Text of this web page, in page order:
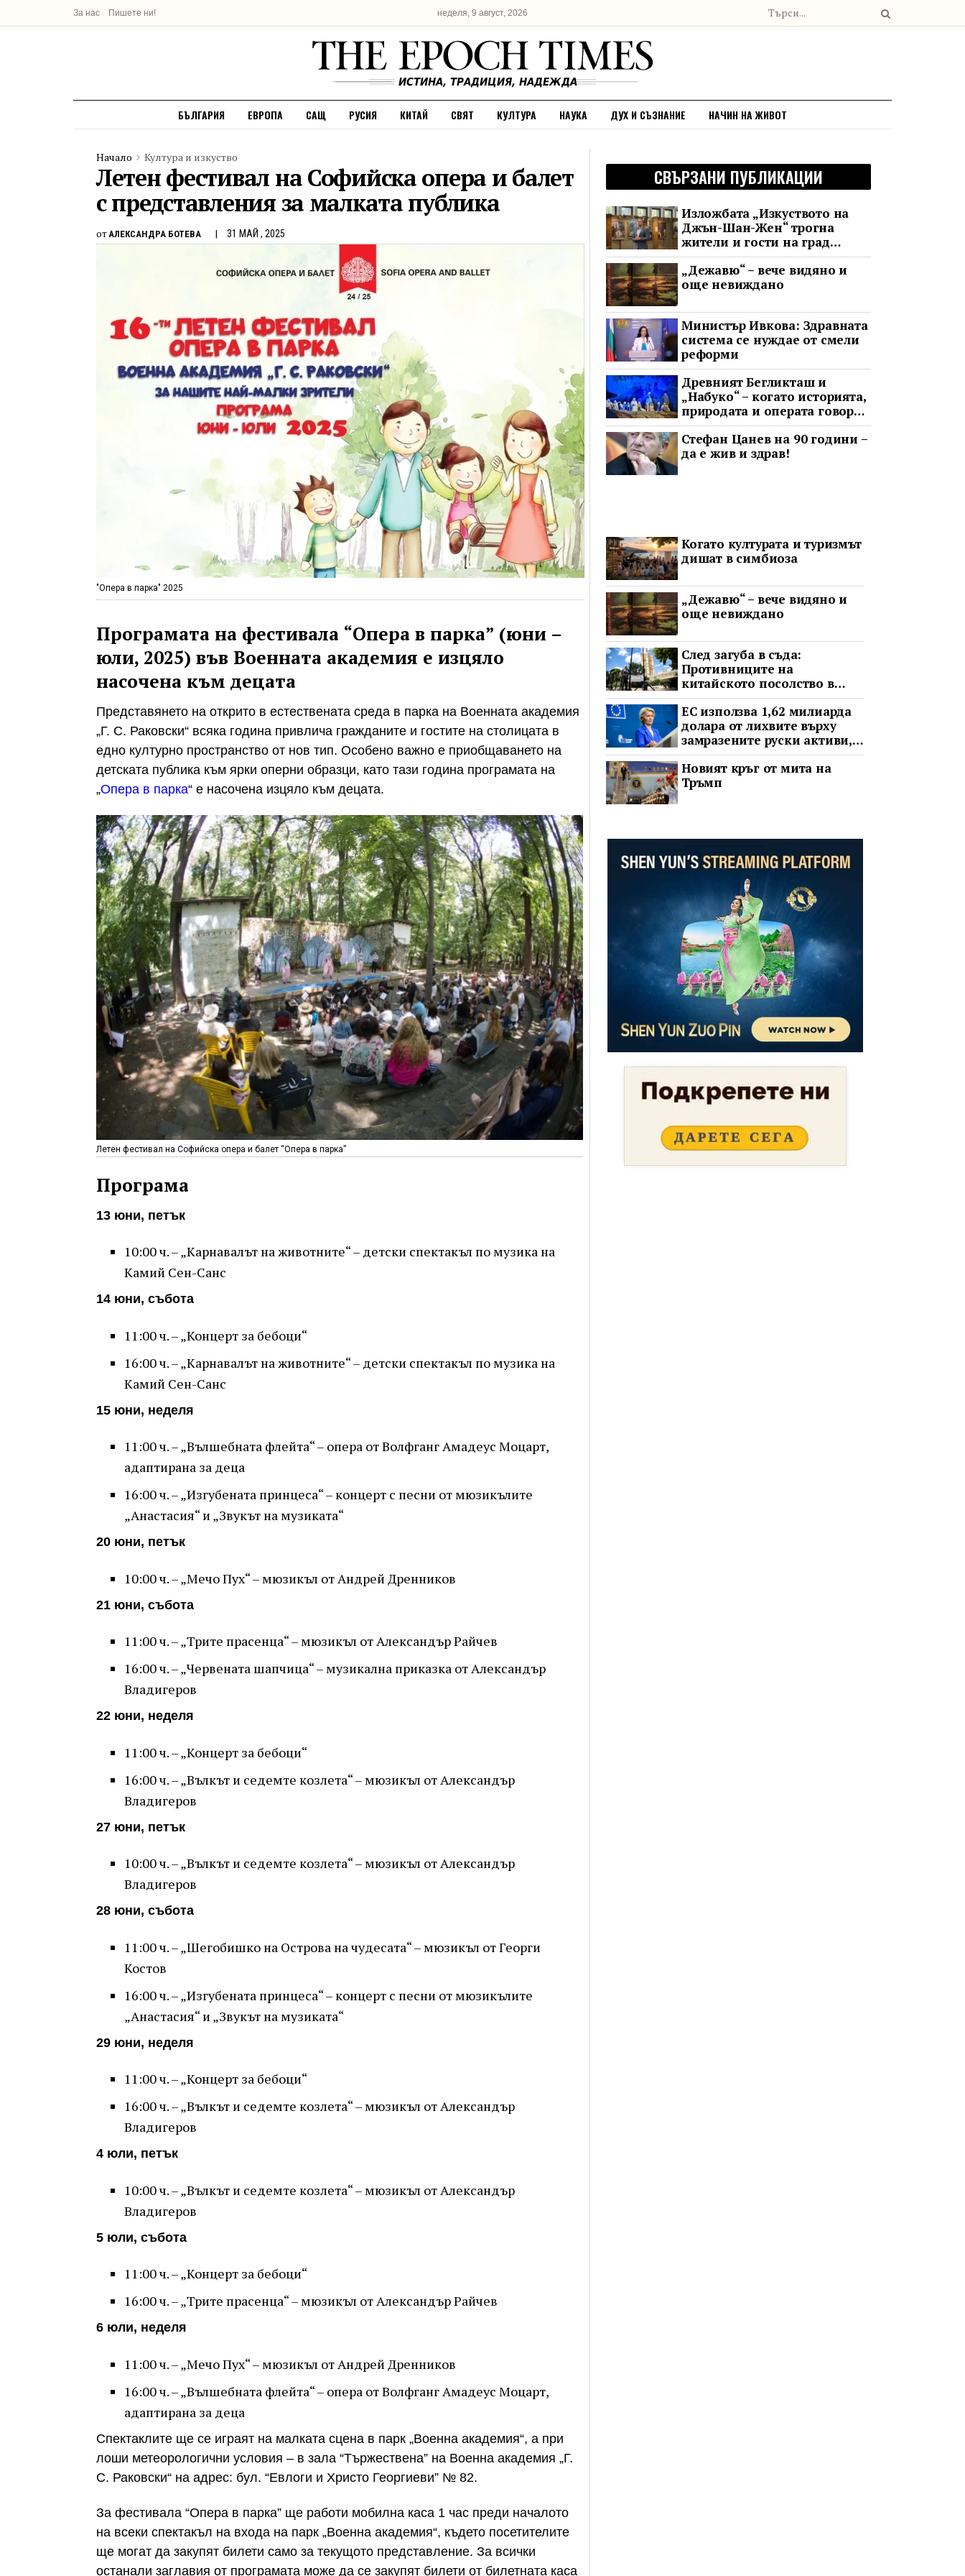
За нас Пишете ни! неделя, 9 август, 2026
БЪЛГАРИЯ ЕВРОПА САЩ РУСИЯ КИТАЙ СВЯТ КУЛТУРА НАУКА ДУХ И СЪЗНАНИЕ НАЧИН НА ЖИВОТ
Начало Култура и изкуство
Летен фестивал на Софийска опера и балет
с представления за малката публика
от АЛЕКСАНДРА БОТЕВА 31 МАЙ , 2025
"Опера в парка" 2025
Програмата на фестивала “Опера в парка” (юни –
юли, 2025) във Военната академия е изцяло
насочена към децата
Представянето на открито в естествената среда в парка на Военната академия
„Г. С. Раковски“ всяка година привлича гражданите и гостите на столицата в
едно културно пространство от нов тип. Особено важно е приобщаването на
детската публика към ярки оперни образци, като тази година програмата на
„Опера в парка“ е насочена изцяло към децата.
Летен фестивал на Софийска опера и балет “Опера в парка”
Програма
13 юни, петък
10:00 ч. – „Карнавалът на животните“ – детски спектакъл по музика на
Камий Сен-Санс
14 юни, събота
11:00 ч. – „Концерт за бебоци“
16:00 ч. – „Карнавалът на животните“ – детски спектакъл по музика на
Камий Сен-Санс
15 юни, неделя
11:00 ч. – „Вълшебната флейта“ – опера от Волфганг Амадеус Моцарт,
адаптирана за деца
16:00 ч. – „Изгубената принцеса“ – концерт с песни от мюзикълите
„Анастасия“ и „Звукът на музиката“
20 юни, петък
10:00 ч. – „Мечо Пух“ – мюзикъл от Андрей Дренников
21 юни, събота
11:00 ч. – „Трите прасенца“ – мюзикъл от Александър Райчев
16:00 ч. – „Червената шапчица“ – музикална приказка от Александър
Владигеров
22 юни, неделя
11:00 ч. – „Концерт за бебоци“
16:00 ч. – „Вълкът и седемте козлета“ – мюзикъл от Александър
Владигеров
27 юни, петък
10:00 ч. – „Вълкът и седемте козлета“ – мюзикъл от Александър
Владигеров
28 юни, събота
11:00 ч. – „Шегобишко на Острова на чудесата“ – мюзикъл от Георги
Костов
16:00 ч. – „Изгубената принцеса“ – концерт с песни от мюзикълите
„Анастасия“ и „Звукът на музиката“
29 юни, неделя
11:00 ч. – „Концерт за бебоци“
16:00 ч. – „Вълкът и седемте козлета“ – мюзикъл от Александър
Владигеров
4 юли, петък
10:00 ч. – „Вълкът и седемте козлета“ – мюзикъл от Александър
Владигеров
5 юли, събота
11:00 ч. – „Концерт за бебоци“
16:00 ч. – „Трите прасенца“ – мюзикъл от Александър Райчев
6 юли, неделя
11:00 ч. – „Мечо Пух“ – мюзикъл от Андрей Дренников
16:00 ч. – „Вълшебната флейта“ – опера от Волфганг Амадеус Моцарт,
адаптирана за деца
Спектаклите ще се играят на малката сцена в парк „Военна академия“, а при
лоши метеорологични условия – в зала “Тържествена” на Военна академия „Г.
С. Раковски“ на адрес: бул. “Евлоги и Христо Георгиеви” № 82.
За фестивала “Опера в парка” ще работи мобилна каса 1 час преди началото
на всеки спектакъл на входа на парк „Военна академия“, където посетителите
ще могат да закупят билети само за текущото представление. За всички
останали заглавия от програмата може да се закупят билети от билетната каса
СВЪРЗАНИ ПУБЛИКАЦИИ
Изложбата „Изкуството на
Джън-Шан-Жен“ трогна
жители и гости на град
Банско
„Дежавю“ – вече видяно и
още невиждано
Министър Ивкова: Здравната
система се нуждае от смели
реформи
Древният Бегликташ и
„Набуко“ – когато историята,
природата и операта говорят
на един език
Стефан Цанев на 90 години –
да е жив и здрав!
Когато културата и туризмът
дишат в симбиоза
„Дежавю“ – вече видяно и
още невиждано
След загуба в съда:
Противниците на
китайското посолство в
Лондон обжалват
ЕС използва 1,62 милиарда
долара от лихвите върху
замразените руски активи,
за да подкрепи Украйна
Новият кръг от мита на
Тръмп